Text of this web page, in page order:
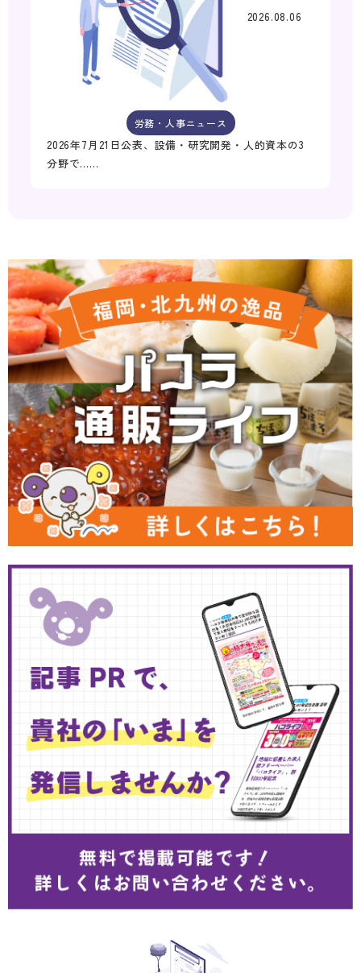
2026.08.06
労務・人事ニュース
2026年7月21日公表、設備・研究開発・人的資本の3
分野で……